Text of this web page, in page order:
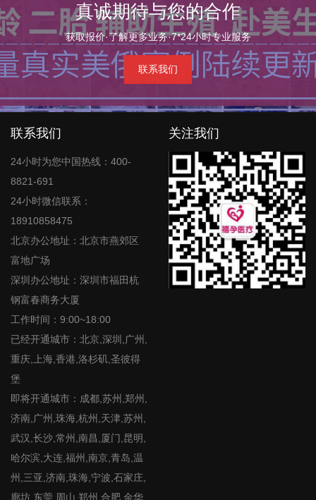
真诚期待与您的合作
获取报价·了解更多业务·7*24小时专业服务
联系我们
联系我们
24小时为您中国热线：400-
8821-691
24小时微信联系：
18910858475
北京办公地址：北京市燕郊区
富地广场
深圳办公地址：深圳市福田杭
钢富春商务大厦
工作时间：9:00~18:00
已经开通城市：北京,深圳,广州,
重庆,上海,香港,洛杉矶,圣彼得
堡
即将开通城市：成都,苏州,郑州,
济南,广州,珠海,杭州,天津,苏州,
武汉,长沙,常州,南昌,厦门,昆明,
哈尔滨,大连,福州,南京,青岛,温
州,三亚,济南,珠海,宁波,石家庄,
廊坊,东莞,周山,郑州,合肥,金华,
关注我们